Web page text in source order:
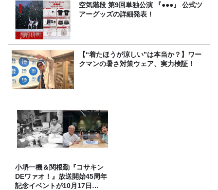
空気階段 第9回単独公演 『●●●』 公式ツ
アーグッズの詳細発表！
【“着たほうが涼しい”は本当か？】ワー
クマンの暑さ対策ウェア、実力検証！
小堺一機＆関根勤『コサキン
DEワァオ！』放送開始45周年
記念イベントが10月17日